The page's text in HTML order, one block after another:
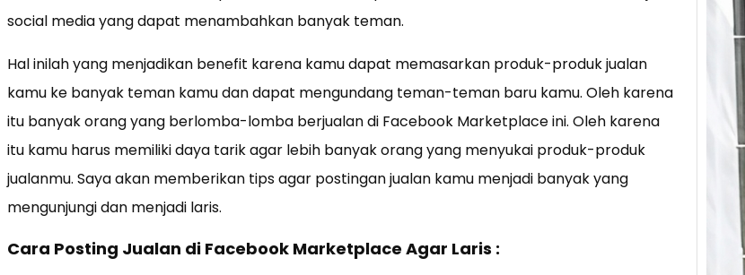
social media yang dapat menambahkan banyak teman.
Hal inilah yang menjadikan benefit karena kamu dapat memasarkan produk-produk jualan
kamu ke banyak teman kamu dan dapat mengundang teman-teman baru kamu. Oleh karena
itu banyak orang yang berlomba-lomba berjualan di Facebook Marketplace ini. Oleh karena
itu kamu harus memiliki daya tarik agar lebih banyak orang yang menyukai produk-produk
jualanmu. Saya akan memberikan tips agar postingan jualan kamu menjadi banyak yang
mengunjungi dan menjadi laris.
Cara Posting Jualan di Facebook Marketplace Agar Laris :